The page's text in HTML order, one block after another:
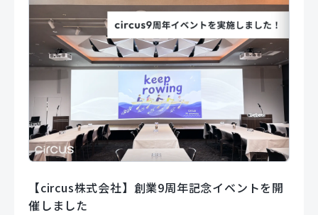
【circus株式会社】創業9周年記念イベントを開
催しました